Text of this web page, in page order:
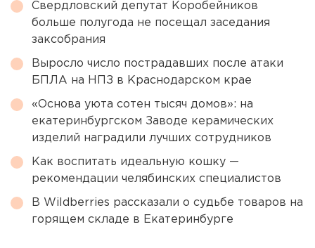
Свердловский депутат Коробейников
больше полугода не посещал заседания
заксобрания
Выросло число пострадавших после атаки
БПЛА на НПЗ в Краснодарском крае
«Основа уюта сотен тысяч домов»: на
екатеринбургском Заводе керамических
изделий наградили лучших сотрудников
Как воспитать идеальную кошку —
рекомендации челябинских специалистов
В Wildberries рассказали о судьбе товаров на
горящем складе в Екатеринбурге